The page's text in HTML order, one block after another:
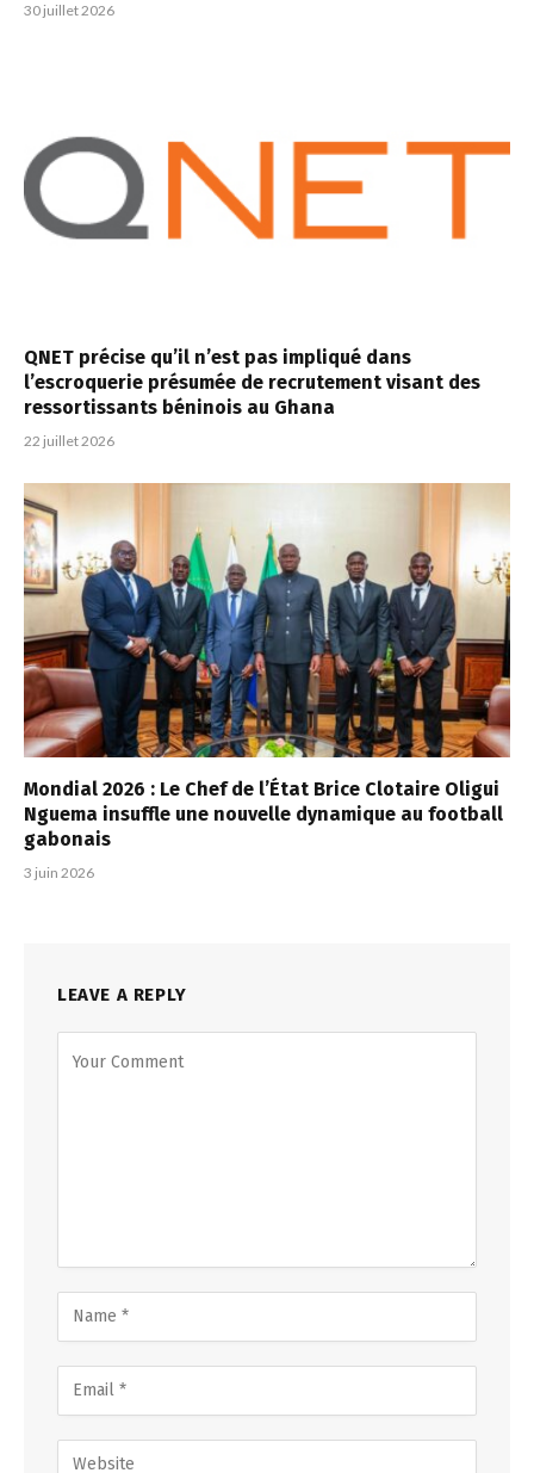
30 juillet 2026
QNET précise qu’il n’est pas impliqué dans
l’escroquerie présumée de recrutement visant des
ressortissants béninois au Ghana
22 juillet 2026
Mondial 2026 : Le Chef de l’État Brice Clotaire Oligui
Nguema insuffle une nouvelle dynamique au football
gabonais
3 juin 2026
LEAVE A REPLY